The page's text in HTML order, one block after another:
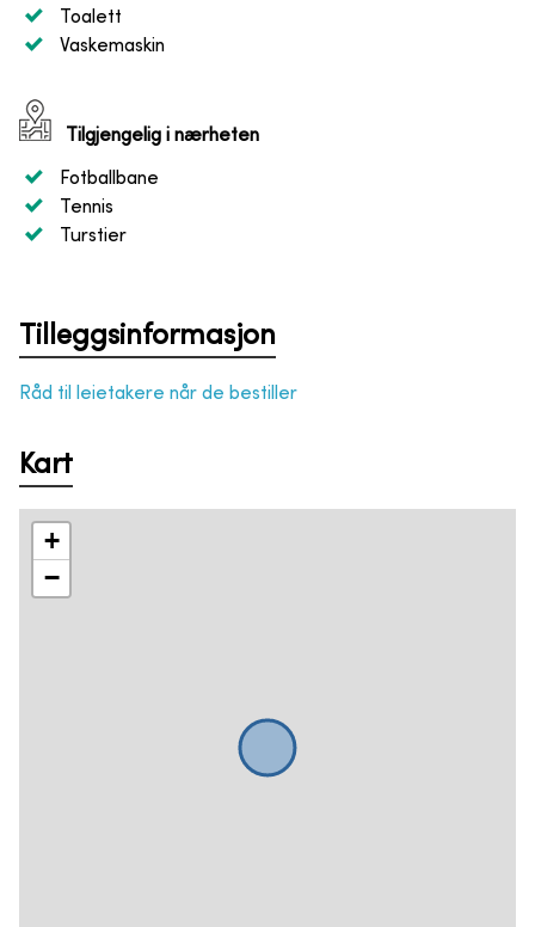
Toalett
Vaskemaskin
Tilgjengelig i nærheten
Fotballbane
Tennis
Turstier
Tilleggsinformasjon
Råd til leietakere når de bestiller
Kart
+
−